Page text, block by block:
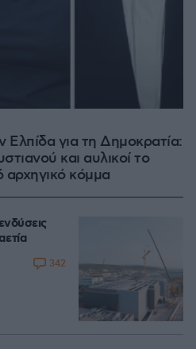
Ελπίδα για τη Δημοκρατία:
και αυλικοί το
κόμμα
342